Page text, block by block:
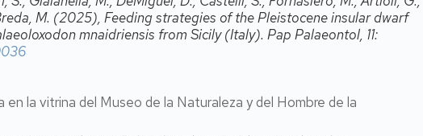
M. (2025), Feeding strategies of the Pleistocene insular dwarf
mnaidriensis from Sicily (Italy). Pap Palaeontol, 11:
la vitrina del Museo de la Naturaleza y del Hombre de la